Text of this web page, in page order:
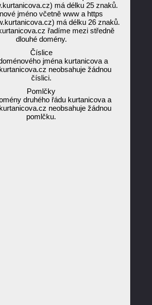
má délku 25 znaků.
jméno včetně www a https
má délku 26 znaků.
řadíme mezi středně
dlouhé domény.
Číslice
jména kurtanicova a
neobsahuje žádnou
číslici.
Pomlčky
druhého řádu kurtanicova a
neobsahuje žádnou
pomlčku.